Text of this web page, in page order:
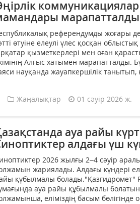
марапатталды
референдумды жоғары
өтуіне елеулі үлес қосқан
қызметкерлері мен оған
Алғыс хатымен марапатталды.
науқанда жауапкершілік танытып,
Жаңалықтар 01 сәуір 2026 ж.
ауа райы күрт
алдағы үш
2026 жылғы 2–4 сәуір
жариялады. Алдағы күндері
құбылмалы болады."Қазгидромет"
ауа райы құбылмалы
еліміздің басым бөлігінде